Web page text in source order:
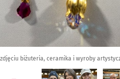
zdjęciu biżuteria, ceramika i wyroby